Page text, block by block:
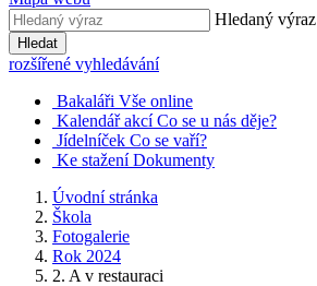
Hledaný výraz
Hledat
rozšířené vyhledávání
Bakaláři Vše online
Kalendář akcí Co se u nás děje?
Jídelníček Co se vaří?
Ke stažení Dokumenty
Úvodní stránka
Škola
Fotogalerie
Rok 2024
2. A v restauraci